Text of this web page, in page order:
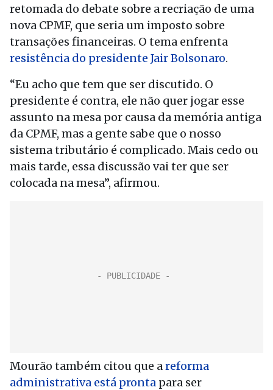
retomada do debate sobre a recriação de uma
nova CPMF, que seria um imposto sobre
transações financeiras. O tema enfrenta
resistência do presidente Jair Bolsonaro.
“Eu acho que tem que ser discutido. O
presidente é contra, ele não quer jogar esse
assunto na mesa por causa da memória antiga
da CPMF, mas a gente sabe que o nosso
sistema tributário é complicado. Mais cedo ou
mais tarde, essa discussão vai ter que ser
colocada na mesa”, afirmou.
Mourão também citou que areforma
administrativa está pronta para ser